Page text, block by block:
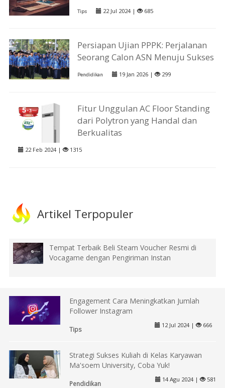
Tips 22 Jul 2024 | 685
Persiapan Ujian PPPK: Perjalanan
Seorang Calon ASN Menuju Sukses
Pendidikan 19 Jan 2026 | 299
Fitur Unggulan AC Floor Standing
dari Polytron yang Handal dan
Berkualitas
22 Feb 2024 | 1315
Artikel Terpopuler
Tempat Terbaik Beli Steam Voucher Resmi di
Vocagame dengan Pengiriman Instan
Engagement Cara Meningkatkan Jumlah
Follower Instagram
Tips
12 Jul 2024 | 666
Strategi Sukses Kuliah di Kelas Karyawan
Ma'soem University, Coba Yuk!
Pendidikan
14 Agu 2024 | 581